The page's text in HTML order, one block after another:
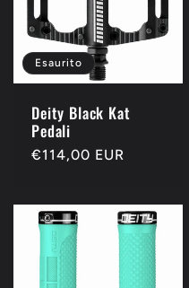
Esaurito
Deity Black Kat
Pedali
Prezzo
€114,00 EUR